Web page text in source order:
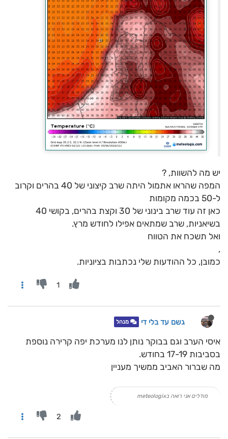
יש מה להשוות, ?
המפה שהראו אתמול היתה שרב קיצוני של 40 בהרים וקרוב
ל-50 בכמה מקומות
כאן זה עוד שרב בינוני של 30 וקצת בהרים, בקושי 40
בשיאניות, שרב שמתאים אפילו לחודש מרץ.
ואל תשכח את הטווח
,
כמובן, כל ההודעות שלי נכתבות בציוניות.
1
גשם עד בלי די מנהל
איסי הערב וגם בבוקר נותן לנו מערכת יפה קרירה נוספת
בסביבות 17-19 בחודש.
מה שברור האביב ממשיך מעניין
מודלים אני רואה בmeteologix
2